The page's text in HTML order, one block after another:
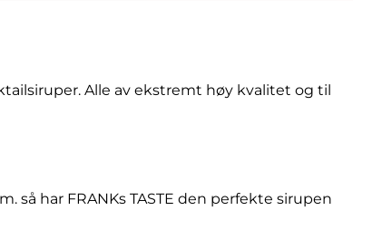
Alle av ekstremt høy kvalitet og til
har FRANKs TASTE den perfekte sirupen